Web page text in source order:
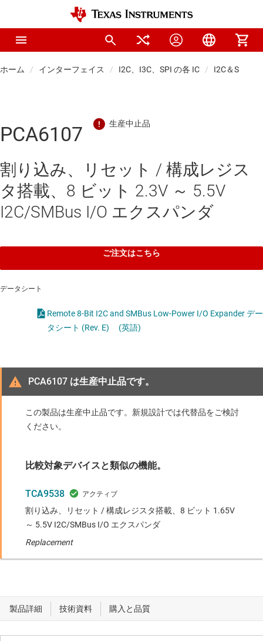
ホーム インターフェイス I2C、I3C、SPI の各 IC I2C＆SPI 汎
PCA6107
割り込み、リセット / 構成レジス
タ搭載、8 ビット 2.3V ～ 5.5V
I2C/SMBus I/O エクスパンダ
ご注文はこちら
データシート
Remote 8-Bit I2C and SMBus Low-Power I/O Expander デー
タシート (Rev. E)
(英語)
PCA6107 は生産中止品です。
この製品は生産中止品です。新規設計では代替品をご検討
ください。
比較対象デバイスと類似の機能。
TCA9538
割り込み、リセット / 構成レジスタ搭載、8 ビット 1.65V
～ 5.5V I2C/SMBus I/O エクスパンダ
Replacement